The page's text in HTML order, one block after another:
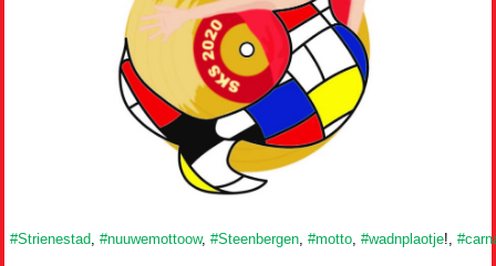
#Strienestad,#nuuwemottoow,#Steenbergen,#motto,#wadnplaotje!,